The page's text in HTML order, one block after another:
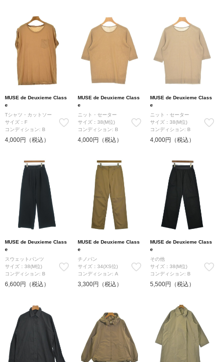
MUSE de Deuxieme Class
e
Tシャツ・カットソー
サイズ：F
コンディション: B
4,000円（税込）
MUSE de Deuxieme Class
e
ニット・セーター
サイズ：38(M位)
コンディション: B
4,000円（税込）
MUSE de Deuxieme Class
e
ニット・セーター
サイズ：38(M位)
コンディション: B
4,000円（税込）
MUSE de Deuxieme Class
e
スウェットパンツ
サイズ：38(M位)
コンディション: B
6,600円（税込）
MUSE de Deuxieme Class
e
チノパン
サイズ：34(XS位)
コンディション: A
3,300円（税込）
MUSE de Deuxieme Class
e
その他
サイズ：38(M位)
コンディション: B
5,500円（税込）